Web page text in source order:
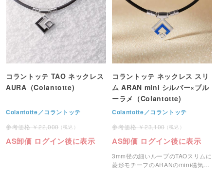
コラントッテ TAO ネックレス
AURA（Colantotte)
Colantotte／コラントッテ
22,000
AS卸価 ログイン後に表示
コラントッテ ネックレス スリ
ム ARAN mini シルバー×ブル
ーラメ（Colantotte)
Colantotte／コラントッテ
23,100
AS卸価 ログイン後に表示
3mm径の細いループのTAOスリムに
菱形モチーフのARANのmini磁気ネ